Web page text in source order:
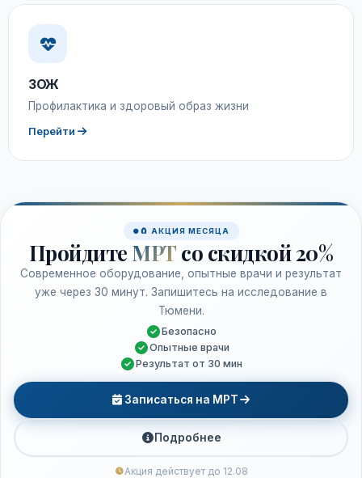
ЗОЖ
Профилактика и здоровый образ жизни
Перейти
🧲 АКЦИЯ МЕСЯЦА
Пройдите МРТ со скидкой 20%
Современное оборудование, опытные врачи и результат
уже через 30 минут. Запишитесь на исследование в
Тюмени.
Безопасно
Опытные врачи
Результат от 30 мин
Записаться на МРТ
Подробнее
Акция действует до 12.08